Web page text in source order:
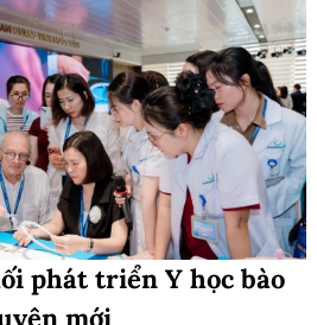
phát triển Y học bào
mới